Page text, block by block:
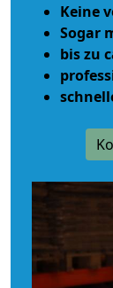
Keine
Sogar
bis zu